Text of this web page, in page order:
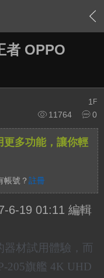
機與BD討論區 › 內
者 OPPO
1 F
11764
0
更多功能，讓你輕
帳號？ 註冊
6-19 01:11 編輯
材試用體驗，而
205旗艦 4K UHD